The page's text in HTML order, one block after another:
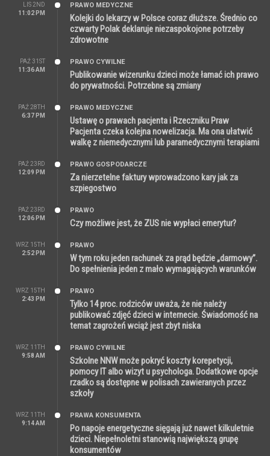
LIS 2ND
11:02 PM
PRAWO MEDYCZNE
Kolejki do lekarzy w Polsce coraz dłuższe. Średnio co
czwarty Polak deklaruje niezaspokojone potrzeby
zdrowotne
PAŹ 31ST
11:36 AM
PRAWO CYWILNE
Publikowanie wizerunku dzieci może łamać ich prawo
do prywatności. Potrzebne są zmiany
PAŹ 28TH
6:37 PM
PRAWO MEDYCZNE
Ustawę o prawach pacjenta i Rzeczniku Praw
Pacjenta czeka kolejna nowelizacja. Ma ona ułatwić
walkę z niemedycznymi lub paramedycznymi terapiami
PAŹ 23RD
12:09 PM
PRAWO GOSPODARCZE
Za nierzetelne faktury wprowadzono kary jak za
szpiegostwo
PAŹ 23RD
12:06 PM
PRAWO
Czy możliwe jest, że ZUS nie wypłaci emerytur?
WRZ 15TH
2:52 PM
PRAWO
W tym roku jeden rachunek za prąd będzie „darmowy”.
Do spełnienia jeden z mało wymagających warunków
WRZ 15TH
2:43 PM
PRAWO
Tylko 14 proc. rodziców uważa, że nie należy
publikować zdjęć dzieci w internecie. Świadomość na
temat zagrożeń wciąż jest zbyt niska
WRZ 11TH
9:58 AM
PRAWO CYWILNE
Szkolne NNW może pokryć koszty korepetycji,
pomocy IT albo wizyt u psychologa. Dodatkowe opcje
rzadko są dostępne w polisach zawieranych przez
szkoły
WRZ 11TH
9:14 AM
PRAWA KONSUMENTA
Po napoje energetyczne sięgają już nawet kilkuletnie
dzieci. Niepełnoletni stanowią największą grupę
konsumentów